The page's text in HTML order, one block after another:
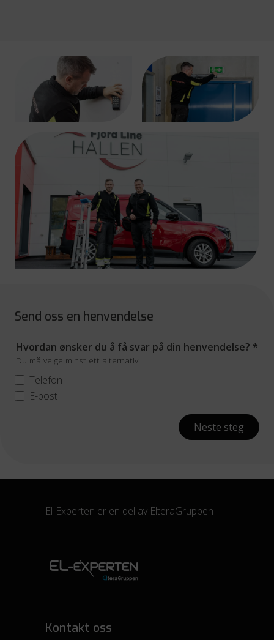
Send oss en henvendelse
Hvordan ønsker du å få svar på din henvendelse? *
Du må velge minst ett alternativ.
Telefon
E-post
Neste steg
El-Experten er en del av ElteraGruppen
Kontakt oss